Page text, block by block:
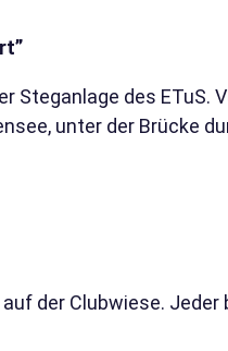
Steganlage des ETuS.
unter der Brücke
auf der Clubwiese.